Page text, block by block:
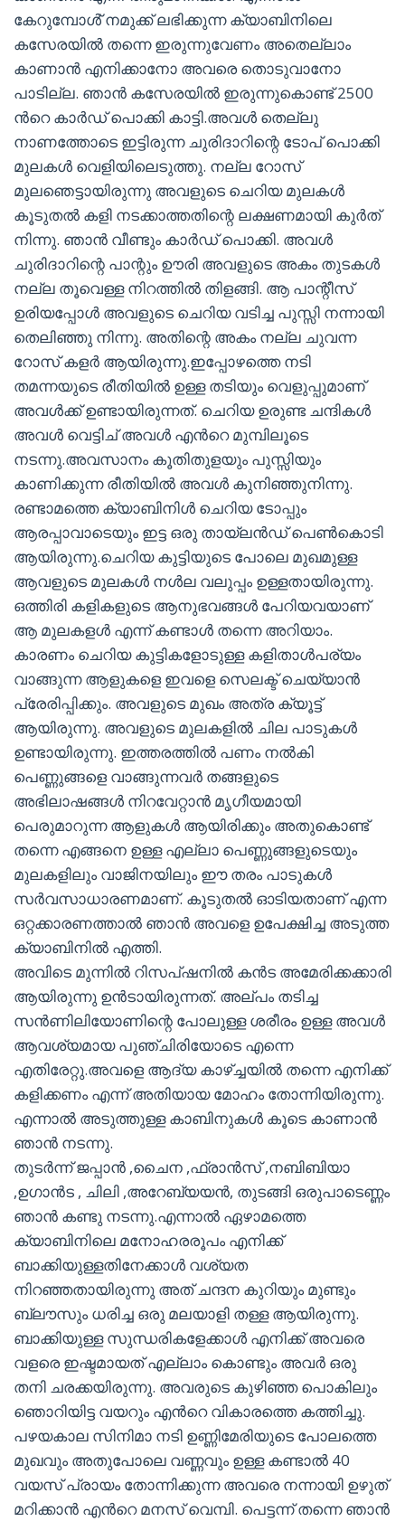
കേറുമ്പോൾ് നമുക്ക് ലഭിക്കുന്ന ക്യാബിനിലെ
കസേരയിൽ തന്നെ ഇരുന്നുവേണം അതെല്ലാം
കാണാൻ എനിക്കാനോ അവരെ തൊടുവാനോ
പാടില്ല. ഞാൻ കസേരയിൽ ഇരുന്നുകൊണ്ട് 2500
ന്‍റെ കാർഡ് പൊക്കി കാട്ടി.അവൾ തെല്ലു
നാണത്തോടെ ഇട്ടിരുന്ന ചുരിദാറിന്റെ ടോപ് പൊക്കി
മുലകൾ വെളിയിലെടുത്തു. നല്ല റോസ്
മുലഞെട്ടായിരുന്നു അവളുടെ ചെറിയ മുലകൾ
കൂടുതൽ കളി നടക്കാത്തതിന്റെ ലക്ഷണമായി കുർത്
നിന്നു. ഞാൻ വീണ്ടും കാർഡ് പൊക്കി. അവൾ
ചുരിദാറിന്റെ പാന്റും ഊരി അവളുടെ അകം തുടകൾ
നല്ല തൂവെള്ള നിറത്തിൽ തിളങ്ങി. ആ പാന്റീസ്
ഉരിയപ്പോൾ അവളുടെ ചെറിയ വടിച്ച പുസ്സി നന്നായി
തെലിഞ്ഞു നിന്നു. അതിന്റെ അകം നല്ല ചുവന്ന
റോസ് കളർ ആയിരുന്നു.ഇപ്പോഴത്തെ നടി
തമന്നയുടെ രീതിയിൽ ഉള്ള തടിയും വെളുപ്പുമാണ്
അവൾക്ക് ഉണ്ടായിരുന്നത്. ചെറിയ ഉരുണ്ട ചന്ദികൾ
അവൾ വെട്ടിച് അവൾ എന്‍റെ മുമ്പിലൂടെ
നടന്നു.അവസാനം കൂതിതുളയും പുസ്സിയും
കാണിക്കുന്ന രീതിയിൽ അവൾ കുനിഞ്ഞുനിന്നു.
രണ്ടാമത്തെ ക്യാബിനിൾ ചെറിയ ടോപ്പും
ആരപ്പാവാടെയും ഇട്ട ഒരു തായ്‌ലൻഡ് പെൺകൊടി
ആയിരുന്നു.ചെറിയ കുട്ടിയുടെ പോലെ മുഖമുള്ള
ആവളുടെ മുലകൾ നൾല വലുപ്പം ഉള്ളതായിരുന്നു.
ഒത്തിരി കളികളുടെ ആനുഭവങ്ങൾ പേറിയവയാണ്
ആ മുലകളൾ എന്ന് കണ്ടാൾ തന്നെ അറിയാം.
കാരണം ചെറിയ കുട്ടികളോടുള്ള കളിതാൾപര്യം
വാങ്ങുന്ന ആളുകളെ ഇവളെ സെലക്ട് ചെയ്യാൻ
പ്രേരിപ്പിക്കും. അവളുടെ മുഖം അത്ര ക്യൂട്ട്
ആയിരുന്നു. അവളുടെ മുലകളിൽ ചില പാടുകൾ
ഉണ്ടായിരുന്നു. ഇത്തരത്തിൽ പണം നൽകി
പെണ്ണുങ്ങളെ വാങ്ങുന്നവർ തങ്ങളുടെ
അഭിലാഷങ്ങൾ നിറവേറ്റാൻ മൃഗീയമായി
പെരുമാറുന്ന ആളുകൾ ആയിരിക്കും അതുകൊണ്ട്
തന്നെ എങ്ങനെ ഉള്ള എല്ലാ പെണ്ണുങ്ങളുടെയും
മുലകളിലും വാജിനയിലും ഈ തരം പാടുകൾ
സർവസാധാരണമാണ്. കൂടുതൽ ഓടിയതാണ് എന്ന
ഒറ്റക്കാരണത്താൽ ഞാൻ അവളെ ഉപേക്ഷിച്ച അടുത്ത
ക്യാബിനിൽ എത്തി.
അവിടെ മുന്നിൽ റിസപ്‌ഷനിൽ കൻട അമേരിക്കക്കാരി
ആയിരുന്നു ഉൻടായിരുന്നത്. അല്പം തടിച്ച
സൻണിലിയോണിന്റെ പോലുള്ള ശരീരം ഉള്ള അവൾ
ആവശ്യമായ പുഞ്ചിരിയോടെ എന്നെ
എതിരേറ്റു.അവളെ ആദ്യ കാഴ്ച്ചയിൽ തന്നെ എനിക്ക്
കളിക്കണം എന്ന് അതിയായ മോഹം തോന്നിയിരുന്നു.
എന്നാൽ അടുത്തുള്ള കാബിനുകൾ കൂടെ കാണാൻ
ഞാൻ നടന്നു.
തുടർന്ന് ജപ്പാൻ ,ചൈന ,ഫ്രാൻസ് ,നബിബിയാ
,ഉഗാൻട , ചിലി ,അറേബ്യയൻ, തുടങ്ങി ഒരുപാടെണ്ണം
ഞാൻ കണ്ടു നടന്നു.എന്നാൽ ഏഴാമത്തെ
ക്യാബിനിലെ മനോഹരരൂപം എനിക്ക്
ബാക്കിയുള്ളതിനേക്കാൾ വശ്യത
നിറഞ്ഞതായിരുന്നു അത് ചന്ദന കുറിയും മുണ്ടും
ബ്ലൗസും ധരിച്ച ഒരു മലയാളി തള്ള ആയിരുന്നു.
ബാക്കിയുള്ള സുന്ധരികളേക്കാൾ എനിക്ക് അവരെ
വളരെ ഇഷ്ടമായത് എല്ലാം കൊണ്ടും അവർ ഒരു
തനി ചരക്കയിരുന്നു. അവരുടെ കുഴിഞ്ഞ പൊകിലും
ഞൊറിയിട്ട വയറും എന്‍റെ വികാരത്തെ കത്തിച്ചു.
പഴയകാല സിനിമാ നടി ഉണ്ണിമേരിയുടെ പോലത്തെ
മുഖവും അതുപോലെ വണ്ണവും ഉള്ള കണ്ടാൽ 40
വയസ് പ്രായം തോന്നിക്കുന്ന അവരെ നന്നായി ഉഴുത്
മറിക്കാൻ എന്‍റെ മനസ് വെമ്പി. പെട്ടന്ന് തന്നെ ഞാൻ